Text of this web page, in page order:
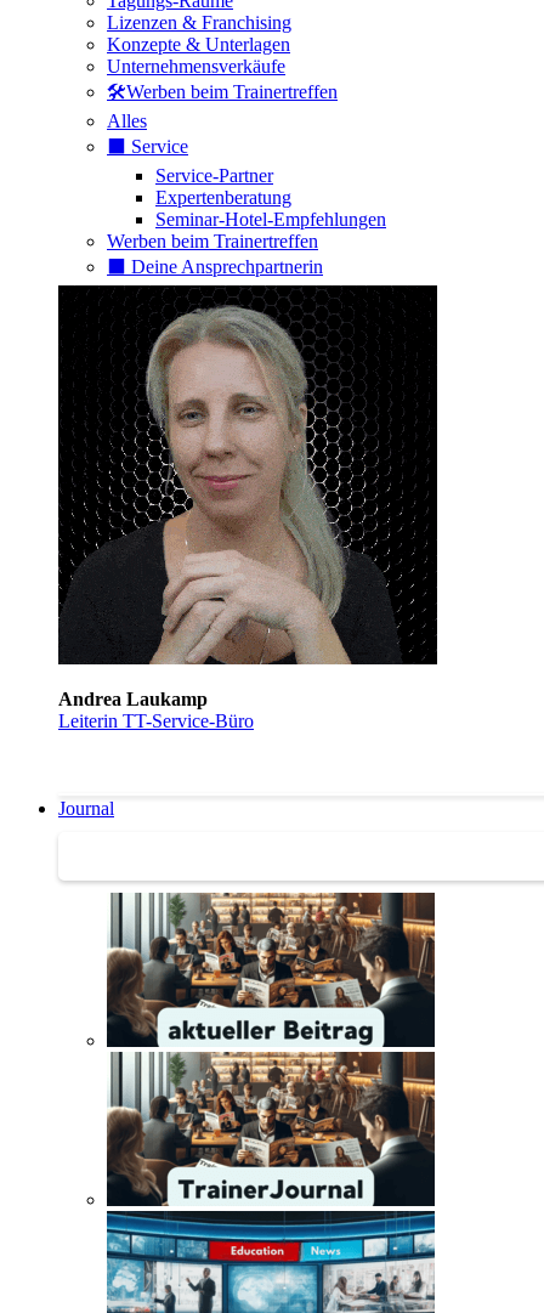
Lizenzen & Franchising
Konzepte & Unterlagen
Unternehmensverkäufe
🛠️Werben beim Trainertreffen
Alles
⬛️ Service
Service-Partner
Expertenberatung
Seminar-Hotel-Empfehlungen
Werben beim Trainertreffen
⬛️ Deine Ansprechpartnerin
Andrea Laukamp
Leiterin TT-Service-Büro
Journal